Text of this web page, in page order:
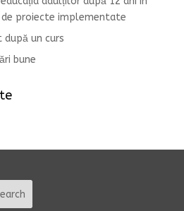
proiecte implementate
după un curs
bune